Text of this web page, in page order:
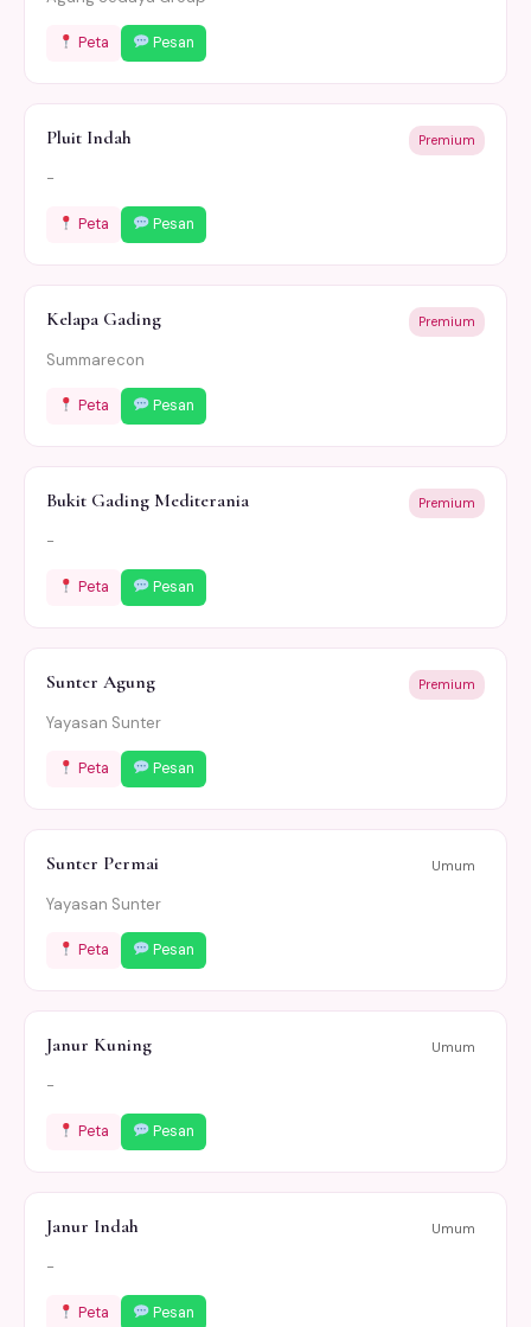
Peta Pesan
Pluit Indah Premium
-
Peta Pesan
Kelapa Gading Premium
Summarecon
Peta Pesan
Bukit Gading Mediterania Premium
-
Peta Pesan
Sunter Agung Premium
Yayasan Sunter
Peta Pesan
Sunter Permai Umum
Yayasan Sunter
Peta Pesan
Janur Kuning Umum
-
Peta Pesan
Janur Indah Umum
-
Peta Pesan